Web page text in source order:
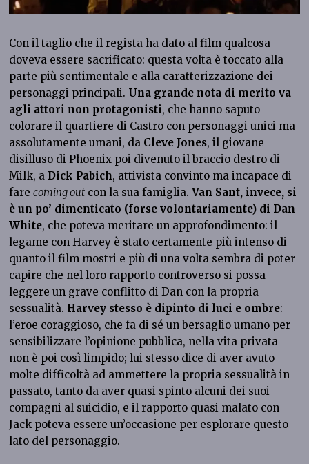
Con il taglio che il regista ha dato al film qualcosa
doveva essere sacrificato: questa volta è toccato alla
parte più sentimentale e alla caratterizzazione dei
personaggi principali. Una grande nota di merito va
agli attori non protagonisti, che hanno saputo
colorare il quartiere di Castro con personaggi unici ma
assolutamente umani, da Cleve Jones, il giovane
disilluso di Phoenix poi divenuto il braccio destro di
Milk, a Dick Pabich, attivista convinto ma incapace di
farecoming out con la sua famiglia.Van Sant, invece, si
è un po’ dimenticato (forse volontariamente) di Dan
White, che poteva meritare un approfondimento: il
legame con Harvey è stato certamente più intenso di
quanto il film mostri e più di una volta sembra di poter
capire che nel loro rapporto controverso si possa
leggere un grave conflitto di Dan con la propria
sessualità. Harvey stesso è dipinto di luci e ombre:
l’eroe coraggioso, che fa di sé un bersaglio umano per
sensibilizzare l’opinione pubblica, nella vita privata
non è poi così limpido; lui stesso dice di aver avuto
molte difficoltà ad ammettere la propria sessualità in
passato, tanto da aver quasi spinto alcuni dei suoi
compagni al suicidio, e il rapporto quasi malato con
Jack poteva essere un’occasione per esplorare questo
lato del personaggio.